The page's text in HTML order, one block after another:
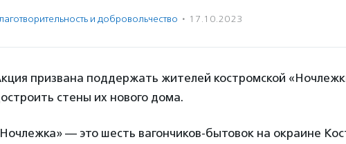
и доброволь­чест­во · 17.10.2023
призвана поддержать жителей костромской
стены их нового дома.
— это шесть вагончиков-бытовок на окраине